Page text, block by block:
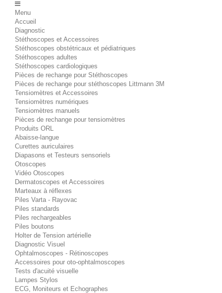
Menu
Accueil
Diagnostic
Stéthoscopes et Accessoires
Stéthoscopes obstétricaux et pédiatriques
Stéthoscopes adultes
Stéthoscopes cardiologiques
Pièces de rechange pour Stéthoscopes
Pièces de rechange pour stéthoscopes Littmann 3M
Tensiomètres et Accessoires
Tensiomètres numériques
Tensiomètres manuels
Pièces de rechange pour tensiomètres
Produits ORL
Abaisse-langue
Curettes auriculaires
Diapasons et Testeurs sensoriels
Otoscopes
Vidéo Otoscopes
Dermatoscopes et Accessoires
Marteaux à réflexes
Piles Varta - Rayovac
Piles standards
Piles rechargeables
Piles boutons
Holter de Tension artérielle
Diagnostic Visuel
Ophtalmoscopes - Rétinoscopes
Accessoires pour oto-ophtalmoscopes
Tests d'acuité visuelle
Lampes Stylos
ECG, Moniteurs et Echographes